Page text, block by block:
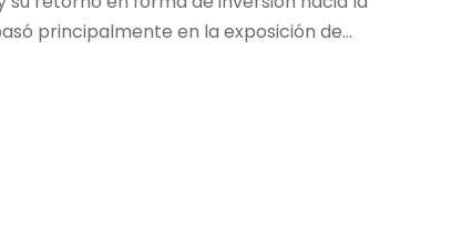
principalmente en la exposición de...